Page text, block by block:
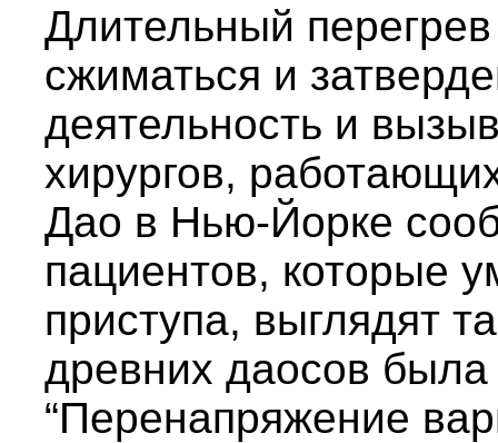
Длительный перегрев
сжиматься и
деятельность и
хирургов,
Дао в Нью-Йорке
пациентов, которые
приступа, выглядят
древних даосов была
“Перенапряжение